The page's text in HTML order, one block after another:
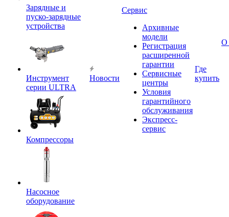
Зарядные и
пуско-зарядные
устройства
Инструмент
серии ULTRA
Компрессоры
Насосное
оборудование
Новости
Сервис
Архивные
модели
Регистрация
расширенной
гарантии
Сервисные
центры
Условия
гарантийного
обслуживания
Экспресс-
сервис
Где
купить
О